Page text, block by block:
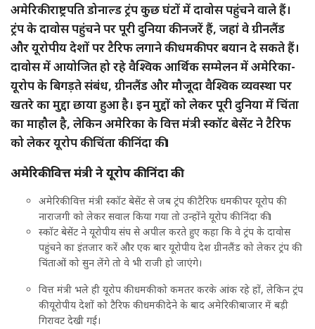
अमेरिकी राष्ट्रपति डोनाल्ड ट्रंप कुछ घंटों में दावोस पहुंचने वाले हैं।
ट्रंप के दावोस पहुंचने पर पूरी दुनिया की नजरें हैं, जहां वे ग्रीनलैंड
और यूरोपीय देशों पर टैरिफ लगाने की धमकी पर बयान दे सकते हैं।
दावोस में आयोजित हो रहे वैश्विक आर्थिक सम्मेलन में अमेरिका-
यूरोप के बिगड़ते संबंध, ग्रीनलैंड और मौजूदा वैश्विक व्यवस्था पर
खतरे का मुद्दा छाया हुआ है। इन मुद्दों को लेकर पूरी दुनिया में चिंता
का माहौल है, लेकिन अमेरिका के वित्त मंत्री स्कॉट बेसेंट ने टैरिफ
को लेकर यूरोप की चिंता की निंदा की।
अमेरिकी वित्त मंत्री ने यूरोप की निंदा की
अमेरिकी वित्त मंत्री स्कॉट बेसेंट से जब ट्रंप की टैरिफ धमकी पर यूरोप की
नाराजगी को लेकर सवाल किया गया तो उन्होंने यूरोप की निंदा की।
स्कॉट बेसेंट ने यूरोपीय संघ से अपील करते हुए कहा कि वे ट्रंप के दावोस
पहुंचने का इंतजार करें और एक बार यूरोपीय देश ग्रीनलैंड को लेकर ट्रंप की
चिंताओं को सुन लेंगे तो वे भी राजी हो जाएंगे।
वित्त मंत्री भले ही यूरोप की धमकी को कमतर करके आंक रहे हों, लेकिन ट्रंप
की यूरोपीय देशों को टैरिफ की धमकी देने के बाद अमेरिकी बाजार में बड़ी
गिरावट देखी गई।